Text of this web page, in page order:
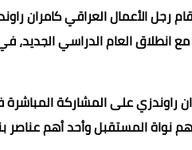
رجل الأعمال العراقي كامران
انطلاق العام الدراسي
راوندزي على المشاركة
نواة المستقبل وأحد أهم عناصر